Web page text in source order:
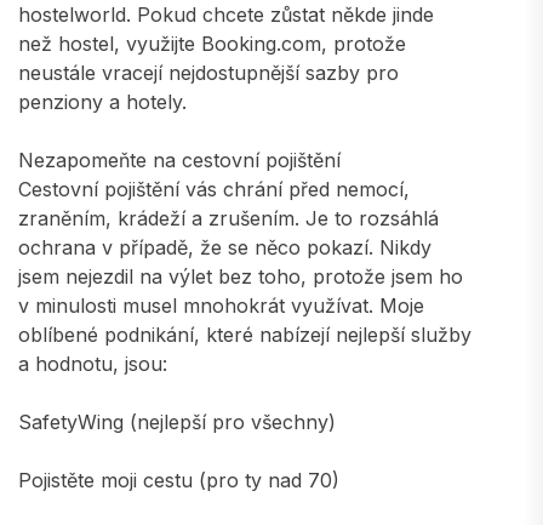
hostelworld. Pokud chcete zůstat někde jinde
než hostel, využijte Booking.com, protože
neustále vracejí nejdostupnější sazby pro
penziony a hotely.
Nezapomeňte na cestovní pojištění
Cestovní pojištění vás chrání před nemocí,
zraněním, krádeží a zrušením. Je to rozsáhlá
ochrana v případě, že se něco pokazí. Nikdy
jsem nejezdil na výlet bez toho, protože jsem ho
v minulosti musel mnohokrát využívat. Moje
oblíbené podnikání, které nabízejí nejlepší služby
a hodnotu, jsou:
SafetyWing (nejlepší pro všechny)
Pojistěte moji cestu (pro ty nad 70)